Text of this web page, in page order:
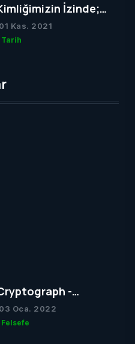
İzinde;
Osmanlı Mezar Taşları
01 Kas. 2021
Tarih
-
Sigmund Freud’un
Yapısal Kuramı
03 Oca. 2022
Felsefe